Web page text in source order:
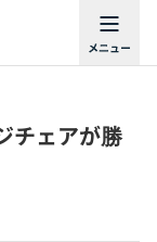
チェアが勝